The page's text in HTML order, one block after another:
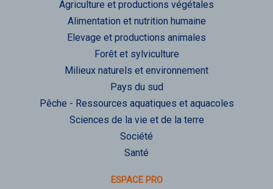
Agriculture et productions végétales
Alimentation et nutrition humaine
Elevage et productions animales
Forêt et sylviculture
Milieux naturels et environnement
Pays du sud
Pêche - Ressources aquatiques et aquacoles
Sciences de la vie et de la terre
Société
Santé
ESPACE PRO